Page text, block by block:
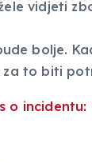
vidjeti
bolje.
to biti